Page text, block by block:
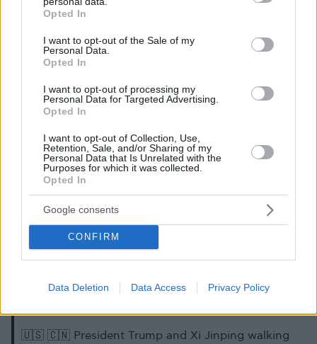
grant or deny consent to Google and its third-party tags to
use your data for below specified purposes in below Google
consent section.
Opted In
I want to opt-out of the Sale of my
Personal Data.
Opted In
I want to opt-out of processing my
Personal Data for Targeted Advertising.
Opted In
I want to opt-out of Collection, Use,
Retention, Sale, and/or Sharing of my
Personal Data that Is Unrelated with the
Purposes for which it was collected.
Opted In
Google consents
CONFIRM
Data Deletion Data Access Privacy Policy
Ο Σι ξεδίπλωσε το
Ντόναλντ Τραμπ κατά την άφιξή του στο
μνημειώδες Μέγαρο του Λαού, κέντρο της
εξουσίας στην καρδιά της πρωτεύουσας δίπλα
στην απέραντη πλατεία Τιενανμέν που είχε
στρωθεί με τα χρώματα της Κίνας και των ΗΠΑ.
Αφού επιθεώρησαν ένα στρατιωτικό άγημα
υπό τον ήχο κανονιοβολισμών και μετά
χαιρέτισαν ένα πλήθος από παιδιά που
κρατούσαν λουλούδια και σημαίες των δύο
χωρών φωνάζοντας «καλωσόρισες,
καλωσόρισες, θερμό καλωσόρισες!», οι Σι και
Τραμπ άρχισαν γρήγορα να εξετάζουν τα
🇺🇸 🇨🇳 President Trump and Xi Jinping walking